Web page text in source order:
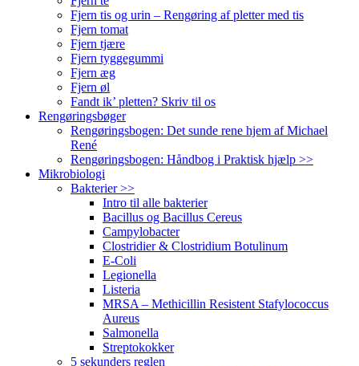
Fjern tis og urin – Rengøring af pletter med tis
Fjern tomat
Fjern tjære
Fjern tyggegummi
Fjern æg
Fjern øl
Fandt ik’ pletten? Skriv til os
Rengøringsbøger
Rengøringsbogen: Det sunde rene hjem af Michael
René
Rengøringsbogen: Håndbog i Praktisk hjælp >>
Mikrobiologi
Bakterier >>
Intro til alle bakterier
Bacillus og Bacillus Cereus
Campylobacter
Clostridier & Clostridium Botulinum
E-Coli
Legionella
Listeria
MRSA – Methicillin Resistent Stafylococcus
Aureus
Salmonella
Streptokokker
5 sekunders reglen